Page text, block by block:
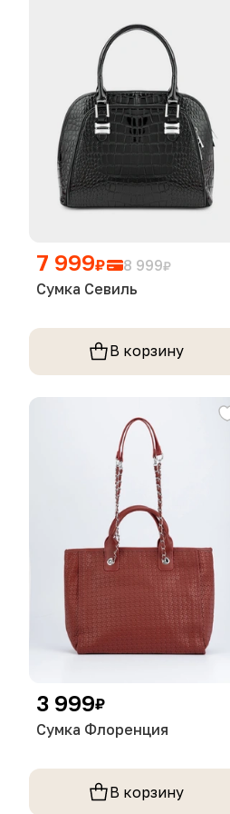
7 999₽ 8 999₽
Сумка Севиль
В корзину
3 999₽
Сумка Флоренция
В корзину